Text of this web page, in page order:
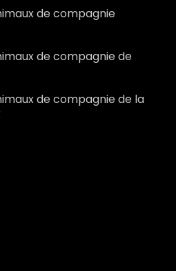
de compagnie
de compagnie de
de compagnie de la